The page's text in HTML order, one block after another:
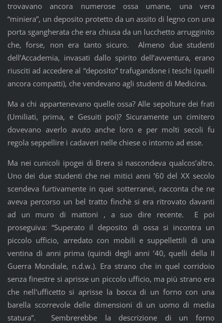
trovavano ancora numerose ossa umane, una vera
“miniera”, un deposito protetto da un assito di legno con una
porta sgangherata che era chiusa da un lucchetto arrugginito
che, forse, non era tanto sicuro. Almeno due studenti
dell’Accademia, invasati dallo spirito dell’avventura, erano
riusciti ad accedere al “deposito” trafugandone i teschi (quelli
ancora compatti), che vendevano agli studenti di Medicina.
Ma a chi appartenevano quelle ossa? Alle sepolture dei frati
(Umiliati, prima, e Gesuiti poi)? Sicuramente un cimitero
dovevano averlo avuto anche loro e per molti secoli fu
regola seppellire i cadaveri nelle chiese o intorno ad esse.
Ma nei cunicoli ipogei di Brera si nascondeva qualcos’altro.
Uno dei due studenti che nei mitici anni ’60 del XX secolo
scendeva furtivamente in quei sotterranei, racconta che ne
aveva percorso un bel tratto finchè si era ritrovato davanti
ad un muro di mattoni , a suo dire recente. E poi
proseguiva: “Superato il deposito di ossa si incontra un
piccolo ufficio, arredato con mobili e suppellettili di una
ventina di anni prima (quindi degli anni ’40, quelli della II
Guerra Mondiale, n.d.w.). Era strano che in quel corridoio
senza finestre si aprisse un piccolo ufficio, ma più strano era
che nell'ufficetto si aprisse la bocca di un forno con una
barella scorrevole delle dimensioni di un uomo di media
statura”. Sembrerebbe la descrizione di un forno